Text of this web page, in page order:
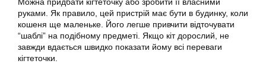
руками. Як правило, цей пристрій має бути в будинку, коли
кошеня ще маленьке. Його легше привчити відточувати
“шаблі” на подібному предметі. Якщо кіт дорослий, не
завжди вдається швидко показати йому всі переваги
кігтеточки.